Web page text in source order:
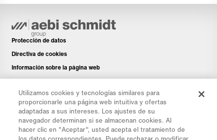
Protección de datos
Directiva de cookies
Información sobre la página web
Aviso legal
Boletín de noticias
Piezas de repuesto
Área de descargas
Calculadora de CO₂
Utilizamos cookies y tecnologías similares para
proporcionarle una página web intuitiva y ofertas
adaptadas a sus intereses. Los ajustes de su
navegador determinan si se almacenan cookies. Al
hacer clic en "Aceptar", usted acepta el tratamiento de